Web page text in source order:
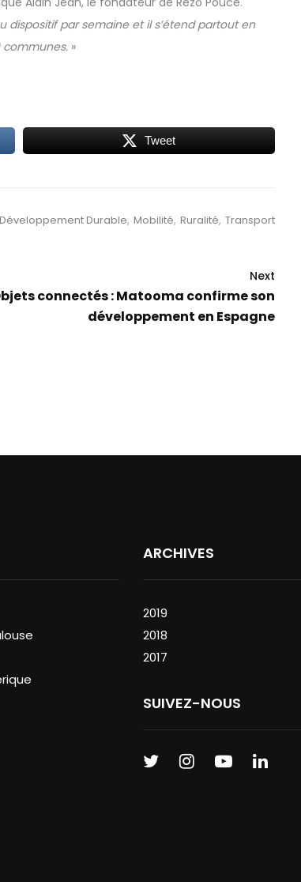
dispositif par semaine et il s’étend partout en
communes. »
Tweet
Développement Durable, Mobilité, Ruralité, Transport
Next
connectés : Matooma confirme son
développement en Espagne
ARCHIVES
2019
2018
2017
SUIVEZ-NOUS